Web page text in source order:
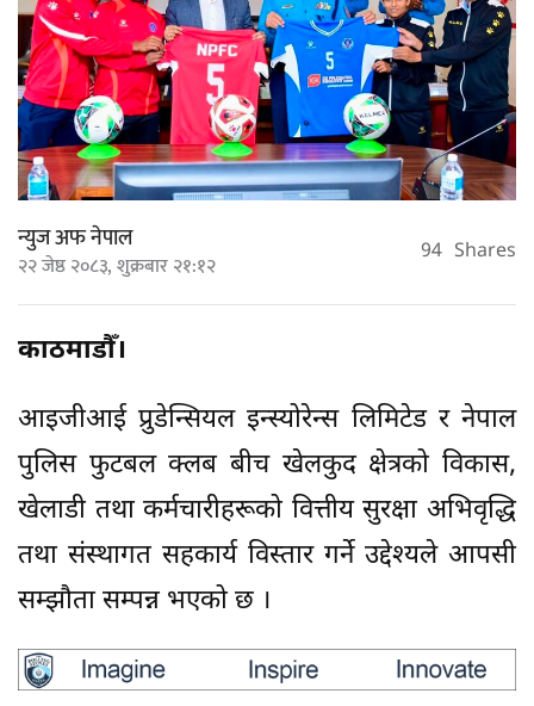
न्युज अफ नेपाल
२२ जेष्ठ २०८३, शुक्रबार २१:१२ 94 Shares
काठमाडौँ।
आइजीआई प्रुडेन्सियल इन्स्योरेन्स लिमिटेड र नेपाल
पुलिस फुटबल क्लब बीच खेलकुद क्षेत्रको विकास,
खेलाडी तथा कर्मचारीहरूको वित्तीय सुरक्षा अभिवृद्धि
तथा संस्थागत सहकार्य विस्तार गर्ने उद्देश्यले आपसी
सम्झौता सम्पन्न भएको छ ।